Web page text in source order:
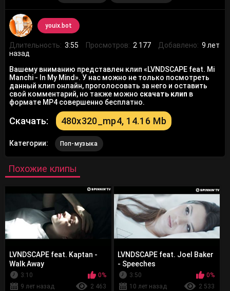
youix.bot
Длительность: 3:55 Просмотров: 2 177 Добавлено: 9 лет
назад
Вашему вниманию представлен клип «LVNDSCAPE feat. Mi
Manchi - In My Mind». У нас можно не только посмотреть
данный клип онлайн, проголосовать за него и оставить
свой комментарий, но также можно скачать клип в
формате MP4 совершенно бесплатно.
Скачать: 480x320_mp4, 14.16 Mb
Категории: Поп-музыка
Похожие клипы
LVNDSCAPE feat. Kaptan -
Walk Away
3:10
0%
9 лет назад
2 463
LVNDSCAPE feat. Joel Baker
- Speeches
3:50
0%
10 лет назад
2 533